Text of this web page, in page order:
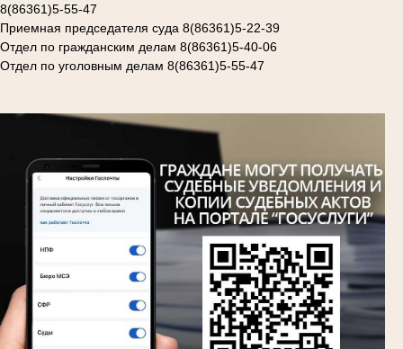
8(86361)5-55-47
Приемная председателя суда 8(86361)5-22-39
Отдел по гражданским делам 8(86361)5-40-06
Отдел по уголовным делам 8(86361)5-55-47